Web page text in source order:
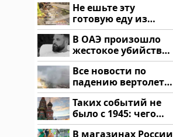
Не ешьте эту
готовую еду из
магазина: список
В ОАЭ произошло
жестокое убийство
криптомиллионера
Все новости по
падению вертолета
на Кавказе: читать
здесь
Таких событий не
было с 1945: чего
ждать всем нам?
В магазинах России